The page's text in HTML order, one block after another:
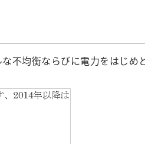
均衡ならびに電力をはじめ